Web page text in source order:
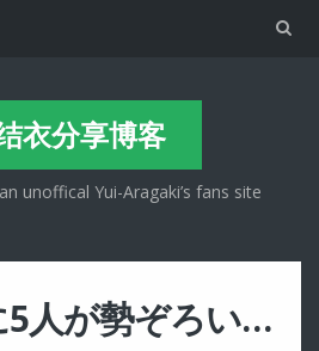
衣分享博客
unoffical Yui-Aragaki’s fans site
5人が勢ぞろい…